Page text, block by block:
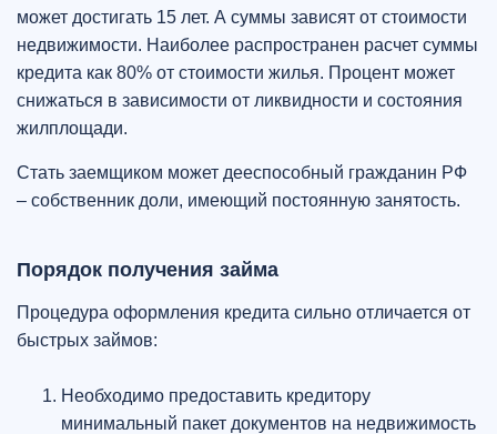
может достигать 15 лет. А суммы зависят от стоимости
недвижимости. Наиболее распространен расчет суммы
кредита как 80% от стоимости жилья. Процент может
снижаться в зависимости от ликвидности и состояния
жилплощади.
Стать заемщиком может дееспособный гражданин РФ
– собственник доли, имеющий постоянную занятость.
Порядок получения займа
Процедура оформления кредита сильно отличается от
быстрых займов:
Необходимо предоставить кредитору
минимальный пакет документов на недвижимость